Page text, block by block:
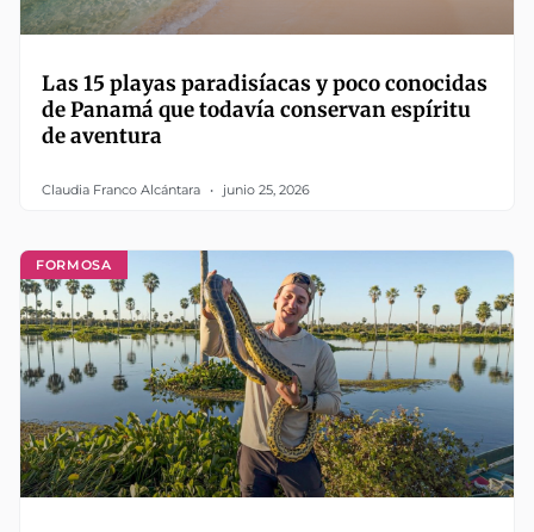
Las 15 playas paradisíacas y poco conocidas
de Panamá que todavía conservan espíritu
de aventura
Claudia Franco Alcántara junio 25, 2026
FORMOSA